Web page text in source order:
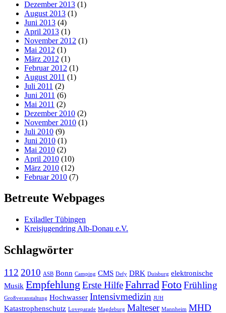
Dezember 2013 (1)
August 2013 (1)
Juni 2013 (4)
April 2013 (1)
November 2012 (1)
Mai 2012 (1)
März 2012 (1)
Februar 2012 (1)
August 2011 (1)
Juli 2011 (2)
Juni 2011 (6)
Mai 2011 (2)
Dezember 2010 (2)
November 2010 (1)
Juli 2010 (9)
Juni 2010 (1)
Mai 2010 (2)
April 2010 (10)
März 2010 (12)
Februar 2010 (7)
Betreute Webpages
Exiladler Tübingen
Kreisjugendring Alb-Donau e.V.
Schlagwörter
112 2010 ASB Bonn Camping CMS Defy DRK Duisburg elektronische
Musik Empfehlung Erste HilfeFahrradFotoFrühling
Großveranstaltung Hochwasser Intensivmedizin JUH
Katastrophenschutz Loveparade Magdeburg Malteser Mannheim MHD